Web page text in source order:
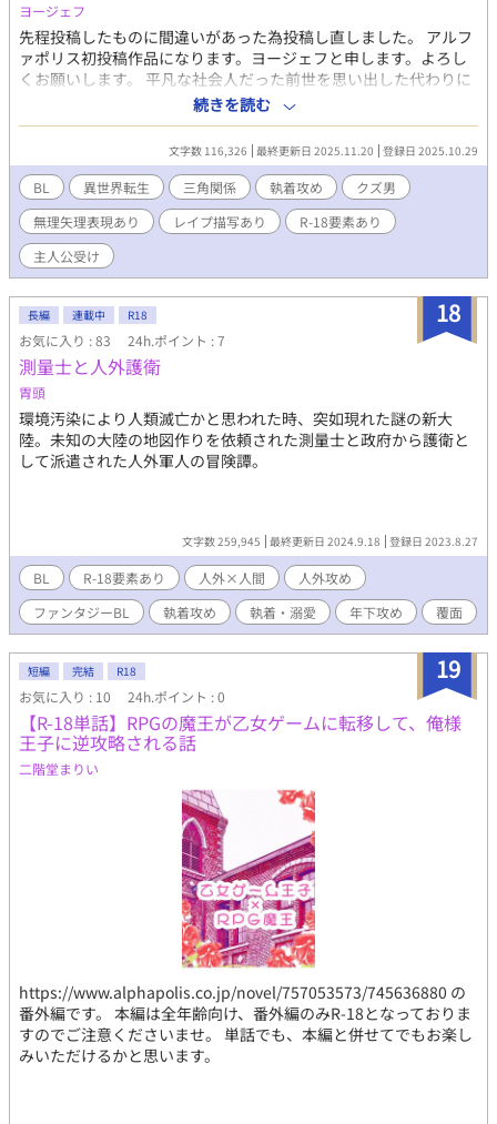
ヨージェフ
先程投稿したものに間違いがあった為投稿し直しました。 アルフ
ァポリス初投稿作品になります。ヨージェフと申します。よろし
くお願いします。 平凡な社会人だった前世を思い出した代わりに
今世の記憶を失った主人公が、自分は周りの事が何も分からない
のに周りは自分の事を知っている状況でなんとか記憶を戻して世
界に馴染もうとするお話です。ソシャゲの世界としか思えない世
界で能力者の集まった組織のマスターとして助手になってくれた
人物と共に奮闘しますが、転生を自覚する前に助手だった食えな
い人物の動きと考えが読めずに苦悩していきます。 超能力のよう
な不思議な力が使える人がいて、人を襲う魔物がいる現代日本の
ようで現代日本ではない世界が舞台です。 ※同意のない性行為や
暴力行為、精神を脅かす描写があります。 ※終わりはあまり救い
続きを読む
文字数 116,326 最終更新日 2025.11.20 登録日 2025.10.29
BL 異世界転生 三角関係 執着攻め
クズ男
無理矢理表現あり
レイプ描写あり
R-18要素あり
主人公受け
18
長編 連載中 R18
お気に入り : 83 24h.ポイント : 7
測量士と人外護衛
胃頭
環境汚染により人類滅亡かと思われた時、突如現れた謎の新大
陸。未知の大陸の地図作りを依頼された測量士と政府から護衛と
して派遣された人外軍人の冒険譚。
文字数 259,945 最終更新日 2024.9.18 登録日 2023.8.27
BL R-18要素あり 人外×人間
人外攻め
ファンタジーBL
執着攻め 執着・溺愛 年下攻め 覆面
19
短編 完結 R18
お気に入り : 10 24h.ポイント : 0
【R-18単話】RPGの魔王が乙女ゲームに転移して、俺様
王子に逆攻略される話
二階堂まりい
https://www.alphapolis.co.jp/novel/757053573/745636880 の
番外編です。 本編は全年齢向け、番外編のみR-18となっておりま
すのでご注意くださいませ。 単話でも、本編と併せてでもお楽し
みいただけるかと思います。